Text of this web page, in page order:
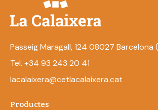
Passeig Maragall, 124 08027 Barcelona
Tel. +34 93 243 20 41
lacalaixera@cetlacalaixera.cat
Productes